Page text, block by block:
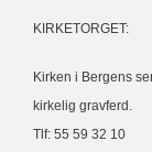
KIRKETORGET:
Kirken i Bergens
kirkelig gravferd.
Tlf: 55 59 32 10